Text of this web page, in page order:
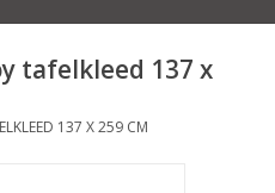
tafelkleed 137 x
137 X 259 CM